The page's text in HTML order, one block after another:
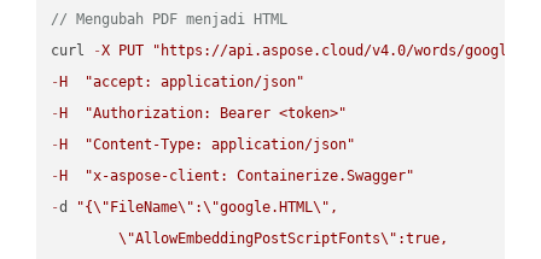
// Mengubah PDF menjadi HTML
curl
-X PUT
"https://api.aspose.cloud/v4.0/words/
- H
"accept: application/json"
- H
"Authorization: Bearer <token>"
- H
"Content-Type: application/json"
- H
"x-aspose-client: Containerize.Swagger"
-d "{\" FileName\" :\"google.HTML\" ,
\"AllowEmbeddingPostScriptFonts\" :true,